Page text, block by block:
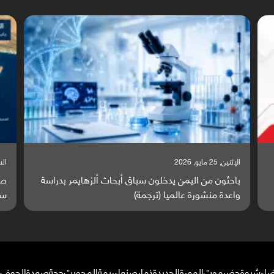
السبت, 23 مايو, 2026
صراع دولي يتصاعد قرب اليمن والبحر الأحمر يتحول إلى
ساحة مواجهة عالمية (ترجمة)